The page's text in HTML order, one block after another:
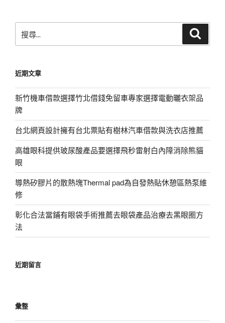
尋
字:
近期文章
新竹機車借款選擇竹北借錢免留車專家選擇電動曬衣架品
牌
台北網頁設計擁有台北票貼有樹林汽車借款與洗衣店推薦
高雄眼科提供玻尿酸產品要選擇飛秒雷射白內障消除熊貓
眼
導熱矽膠片的散熱塊Thermal pad為自發熱貼休憩區熱泵維
修
彰化合法當鋪有眼袋手術推薦去眼袋產品治療去黑眼圈方
法
近期留言
彙整